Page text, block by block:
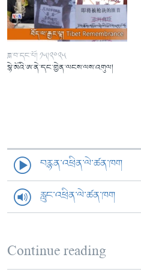
ཟླ་བ་དང་པོ། ༡༥།༢༠༢༥
སྙེ་མོའི་ཨ་ནེ་དང་གྱེན་ལངས་ལས་འགུལ།
བརྙན་འཕྲིན་ལེ་ཚན་ཁག
རླུང་འཕྲིན་ལེ་ཚན་ཁག
Continue reading